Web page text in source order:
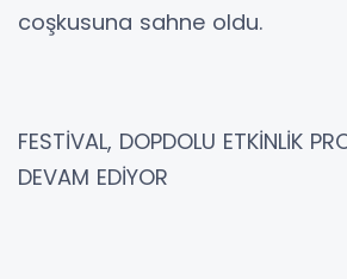
coşkusuna sahne oldu.
FESTİVAL, DOPDOLU ETKİNLİK
DEVAM EDİYOR